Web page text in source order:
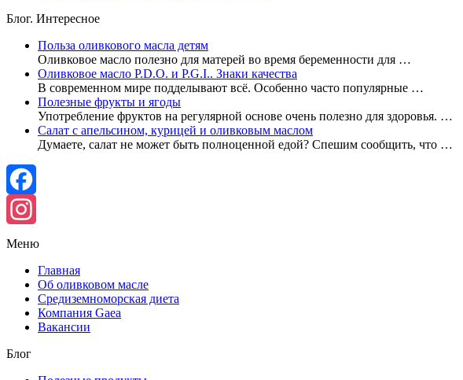
Блог. Интересное
Польза оливкового масла детям
Оливковое масло полезно для матерей во время беременности для …
Оливковое масло P.D.O. и P.G.I.. Знаки качества
В современном мире подделывают всё. Особенно часто популярные …
Полезные фрукты и ягоды
Употребление фруктов на регулярной основе очень полезно для здоровья. …
Салат с апельсином, курицей и оливковым маслом
Думаете, салат не может быть полноценной едой? Спешим сообщить, что …
Facebook
Instagram
Меню
Главная
Об оливковом масле
Средиземноморская диета
Компания Gaea
Вакансии
Блог